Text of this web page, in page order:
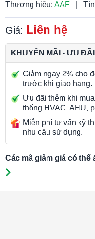
Thương hiệu: AAF
Giá: Liên hệ
KHUYẾN MÃI - ƯU ĐÃI
Giảm ngay 2% cho
trước khi giao hàng.
Ưu đãi thêm khi
thống HVAC, AHU,
Miễn phí tư vấn kỹ
nhu cầu sử dụng.
Các mã giảm giá có thể